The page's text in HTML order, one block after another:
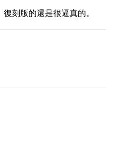
刻版的還是很逼真的。